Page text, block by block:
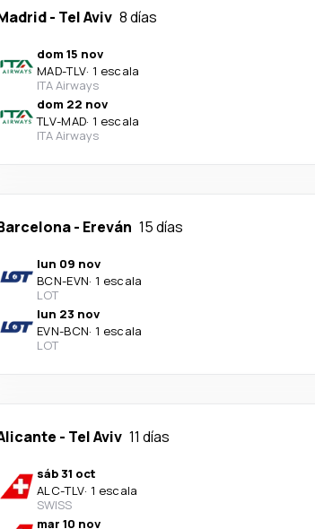
- Tel Aviv 8 días
dom 15 nov
MAD-TLV· 1 escala
ITA Airways
dom 22 nov
TLV-MAD· 1 escala
ITA Airways
- Ereván 15 días
lun 09 nov
BCN-EVN· 1 escala
LOT
lun 23 nov
EVN-BCN· 1 escala
LOT
- Tel Aviv 11 días
sáb 31 oct
ALC-TLV· 1 escala
SWISS
mar 10 nov